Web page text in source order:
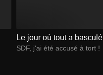
Le jour où tout a basculé
SDF, j'ai été accusé à tort !